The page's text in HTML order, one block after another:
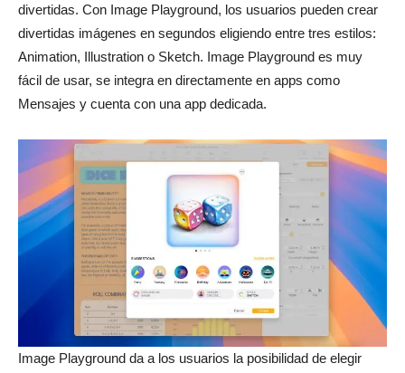
divertidas. Con Image Playground, los usuarios pueden crear
divertidas imágenes en segundos eligiendo entre tres estilos:
Animation, Illustration o Sketch. Image Playground es muy
fácil de usar, se integra en directamente en apps como
Mensajes y cuenta con una app dedicada.
Image Playground da a los usuarios la posibilidad de elegir